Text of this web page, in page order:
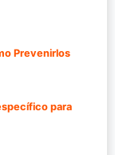
Prevenirlos
para